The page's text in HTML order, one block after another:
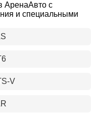
АренаАвто с
и специальными
V